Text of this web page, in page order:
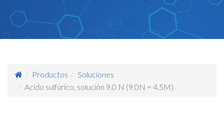
Productos
Soluciones
Acido sulfúrico, solución 9.0 N (9.0N = 4.5M)